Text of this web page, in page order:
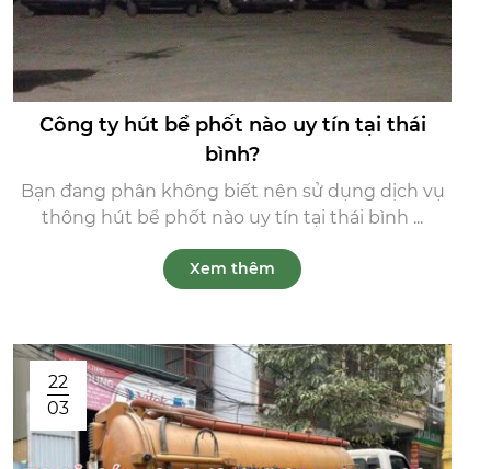
Công ty hút bể phốt nào uy tín tại thái
bình?
Bạn đang phân không biết nên sử dụng dịch vụ
thông hút bể phốt nào uy tín tại thái bình ...
Xem thêm
22
03